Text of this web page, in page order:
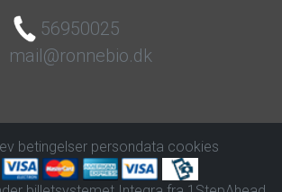
56950025
mail@ronnebio.dk
betingelser persondata cookies